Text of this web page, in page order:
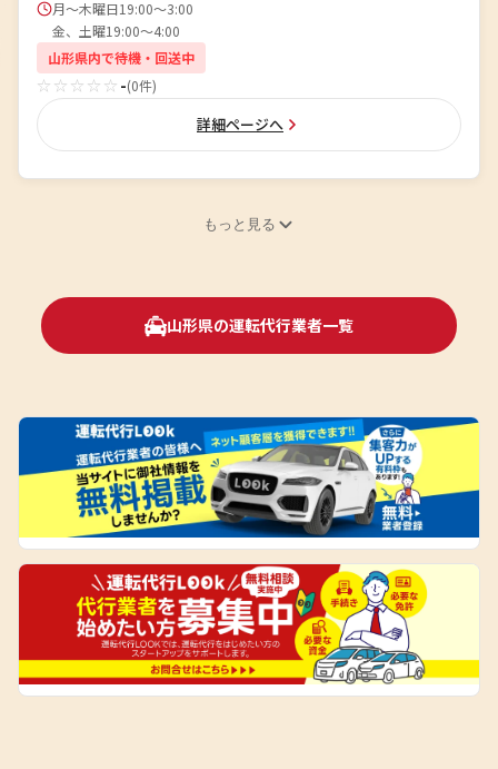
月～木曜日19:00～3:00
金、土曜19:00～4:00
山形県内で待機・回送中
☆☆☆☆☆ -(0件)
詳細ページへ
もっと見る
山形県の運転代行業者一覧